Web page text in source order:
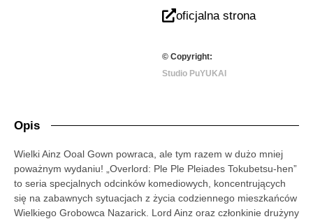
oficjalna strona
© Copyright:
Studio PuYUKAI
Opis
Wielki Ainz Ooal Gown powraca, ale tym razem w dużo mniej
poważnym wydaniu! „Overlord: Ple Ple Pleiades Tokubetsu-hen”
to seria specjalnych odcinków komediowych, koncentrujących
się na zabawnych sytuacjach z życia codziennego mieszkańców
Wielkiego Grobowca Nazarick. Lord Ainz oraz członkinie drużyny